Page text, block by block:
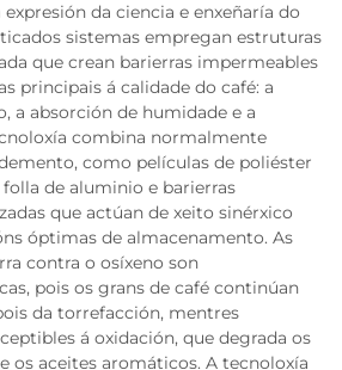
da ciencia e enxeñaría do
sistemas empregan estruturas
que crean barierras impermeables
principais á calidade do café: a
a absorción de humidade e a
combina normalmente
como películas de poliéster
de aluminio e barierras
que actúan de xeito sinérxico
óptimas de almacenamento. As
contra o osíxeno son
pois os grans de café continúan
da torrefacción, mentres
á oxidación, que degrada os
os aceites aromáticos. A tecnoloxía